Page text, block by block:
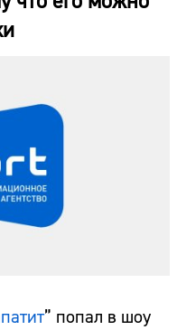
” попал в шоу